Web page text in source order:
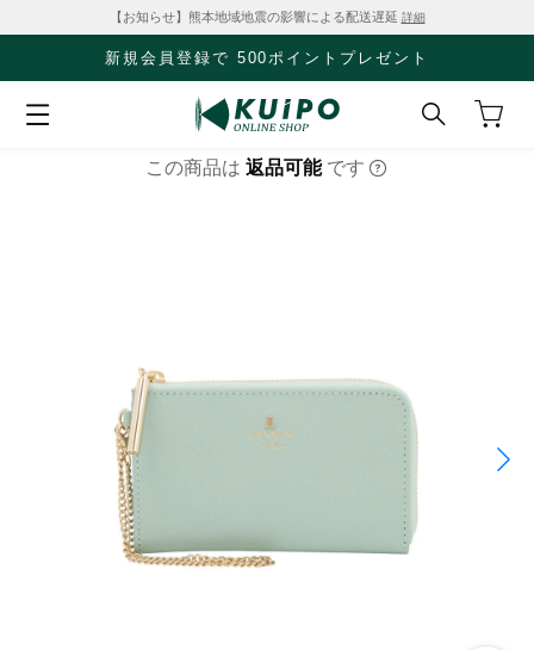
【お知らせ】熊本地域地震の影響による配送遅延 詳細
新規会員登録で 500ポイントプレゼント
この商品は 返品可能 です